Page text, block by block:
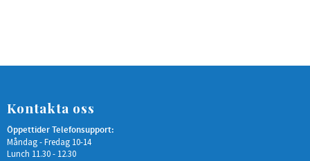
Kontakta oss
Öppettider Telefonsupport:
Måndag - Fredag 10-14
Lunch 11.30 - 12.30